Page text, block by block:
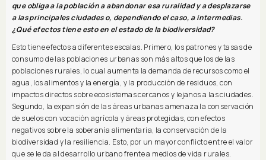
que obliga a la población a abandonar esa ruralidad y a desplazarse
a las principales ciudades o, dependiendo el caso, a intermedias.
¿Qué efectos tiene esto en el estado de la biodiversidad?
Esto tiene efectos a diferentes escalas. Primero, los patrones y tasas de
consumo de las poblaciones urbanas son más altos que los de las
poblaciones rurales, lo cual aumenta la demanda de recursos como el
agua, los alimentos y la energía, y la producción de residuos, con
impactos directos sobre ecosistemas cercanos y lejanos a las ciudades.
Segundo, la expansión de las áreas urbanas amenaza la conservación
de suelos con vocación agrícola y áreas protegidas, con efectos
negativos sobre la soberanía alimentaria, la conservación de la
biodiversidad y la resiliencia. Esto, por un mayor conflicto entre el valor
que se le da al desarrollo urbano frente a medios de vida rurales.